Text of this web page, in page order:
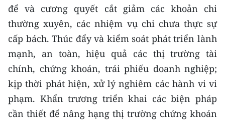
MUA BÁO
ĐỌC BÁO IN
ENGLISH
中文
FRANÇAIS
để và cương quyết cắt giảm các khoản chi
thường xuyên, các nhiệm vụ chi chưa thực sự
cấp bách. Thúc đẩy và kiểm soát phát triển lành
mạnh, an toàn, hiệu quả các thị trường tài
chính, chứng khoán, trái phiếu doanh nghiệp;
kịp thời phát hiện, xử lý nghiêm các hành vi vi
phạm. Khẩn trương triển khai các biện pháp
cần thiết để nâng hạng thị trường chứng khoán